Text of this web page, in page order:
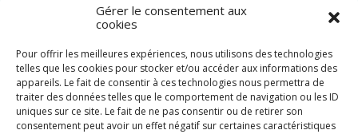
Gérer le consentement aux
cookies
Pour offrir les meilleures expériences, nous utilisons des technologies
telles que les cookies pour stocker et/ou accéder aux informations des
appareils. Le fait de consentir à ces technologies nous permettra de
traiter des données telles que le comportement de navigation ou les ID
uniques sur ce site. Le fait de ne pas consentir ou de retirer son
consentement peut avoir un effet négatif sur certaines caractéristiques
Emilie Deletrez oscille entre
humour et émotion
10/05/2025
Plus le temps passe, moins Émilie Deletrez